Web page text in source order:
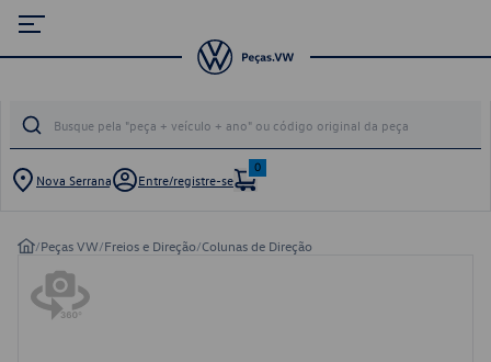
Nova Serrana Entre/registre-se
0
/Peças VW/Freios e Direção/Colunas de Direção